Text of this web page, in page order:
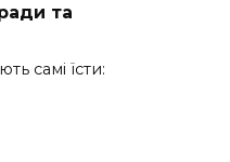
та
самі їсти: